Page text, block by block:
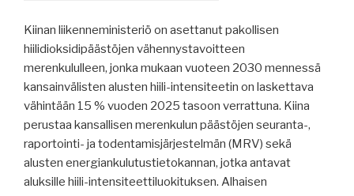
Kiinan liikenneministeriö on asettanut pakollisen
hiilidioksidipäästöjen vähennystavoitteen
merenkululleen, jonka mukaan vuoteen 2030 mennessä
kansainvälisten alusten hiili-intensiteetin on laskettava
vähintään 15 % vuoden 2025 tasoon verrattuna. Kiina
perustaa kansallisen merenkulun päästöjen seuranta-,
raportointi- ja todentamisjärjestelmän (MRV) sekä
alusten energiankulutustietokannan, jotka antavat
aluksille hiili-intensiteettiluokituksen. Alhaisen